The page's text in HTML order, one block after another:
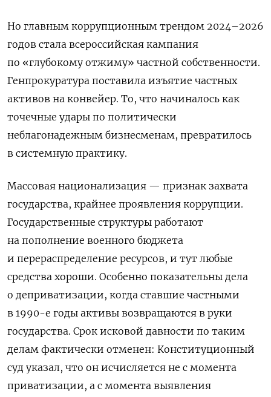
Но главным коррупционным трендом 2024–2026
годов стала всероссийская кампания
по «глубокому отжиму» частной собственности.
Генпрокуратура поставила изъятие частных
активов на конвейер. То, что начиналось как
точечные удары по политически
неблагонадежным бизнесменам, превратилось
в системную практику.
Массовая национализация — признак захвата
государства, крайнее проявления коррупции.
Государственные структуры работают
на пополнение военного бюджета
и перераспределение ресурсов, и тут любые
средства хороши. Особенно показательны дела
о деприватизации, когда ставшие частными
в 1990-е годы активы возвращаются в руки
государства. Срок исковой давности по таким
делам фактически отменен: Конституционный
суд указал, что он исчисляется не с момента
приватизации, а с момента выявления